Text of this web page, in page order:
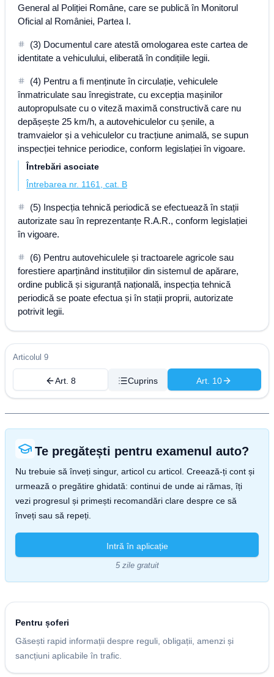
General al Poliției Române, care se publică în Monitorul
Oficial al României, Partea I.
(3) Documentul care atestă omologarea este cartea de
identitate a vehiculului, eliberată în condițiile legii.
(4) Pentru a fi menținute în circulație, vehiculele
înmatriculate sau înregistrate, cu excepția mașinilor
autopropulsate cu o viteză maximă constructivă care nu
depășește 25 km/h, a autovehiculelor cu șenile, a
tramvaielor și a vehiculelor cu tracțiune animală, se supun
inspecției tehnice periodice, conform legislației în vigoare.
Întrebări asociate
Întrebarea nr. 1161, cat. B
(5) Inspecția tehnică periodică se efectuează în stații
autorizate sau în reprezentanțe R.A.R., conform legislației
în vigoare.
(6) Pentru autovehiculele și tractoarele agricole sau
forestiere aparținând instituțiilor din sistemul de apărare,
ordine publică și siguranță națională, inspecția tehnică
periodică se poate efectua și în stații proprii, autorizate
potrivit legii.
Articolul 9
Art. 8 Cuprins Art. 10
Te pregătești pentru examenul auto?
Nu trebuie să înveți singur, articol cu articol. Creează-ți cont și
urmează o pregătire ghidată: continui de unde ai rămas, îți
vezi progresul și primești recomandări clare despre ce să
înveți sau să repeți.
Intră în aplicație
5 zile gratuit
Pentru șoferi
Găsești rapid informații despre reguli, obligații, amenzi și
sancțiuni aplicabile în trafic.